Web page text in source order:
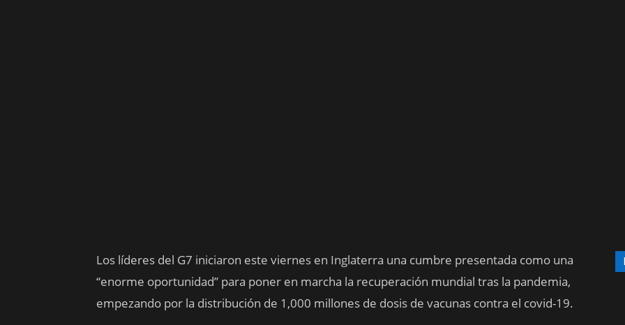
Los líderes del G7 iniciaron este viernes en Inglaterra una cumbre presentada como una
“enorme oportunidad” para poner en marcha la recuperación mundial tras la pandemia,
empezando por la distribución de 1,000 millones de dosis de vacunas contra el covid-19.